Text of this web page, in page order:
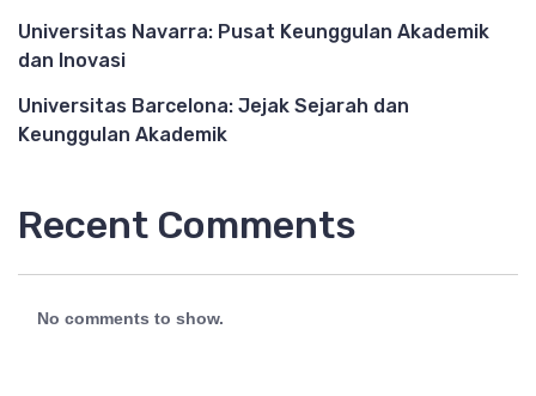
Universitas Navarra: Pusat Keunggulan Akademik
dan Inovasi
Universitas Barcelona: Jejak Sejarah dan
Keunggulan Akademik
Recent Comments
No comments to show.